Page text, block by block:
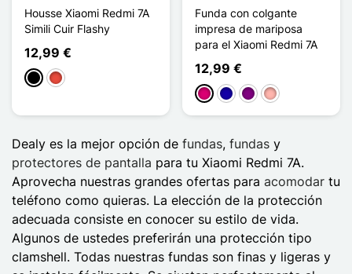
Housse Xiaomi Redmi 7A
Simili Cuir Flashy
12,99 €
NegroRojo
Funda con colgante
impresa de mariposa
para el Xiaomi Redmi 7A
12,99 €
MagentaAzul oscuro
PúrpuraOro rosa
Dealy es la mejor opción de fundas, fundas y
protectores de pantalla para tu Xiaomi Redmi 7A.
Aprovecha nuestras grandes ofertas para acomodar tu
teléfono como quieras. La elección de la protección
adecuada consiste en conocer su estilo de vida.
Algunos de ustedes preferirán una protección tipo
clamshell. Todas nuestras fundas son finas y ligeras y